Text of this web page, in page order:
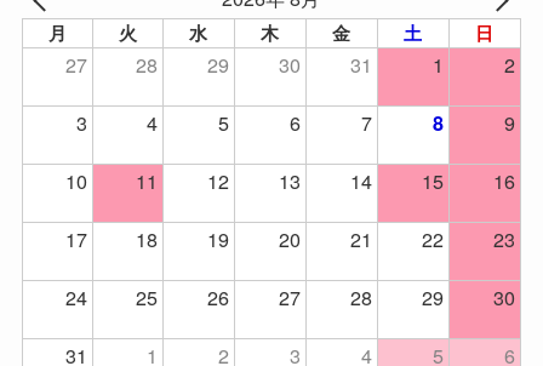
月 火 水 木 金 土 日
27 28 29 30 31 1
2
3
4 5 6 7 8
9
10
11 12 13 14 15
16
17
18 19 20 21 22
23
24
25 26 27 28 29
30
31
1 2 3 4 5 6